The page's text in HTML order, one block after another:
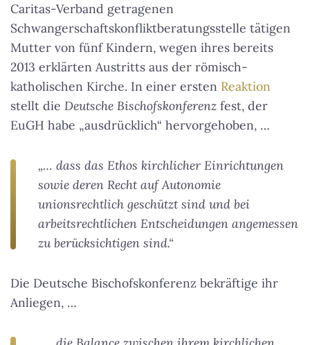
Caritas-Verband getragenen
Schwangerschaftskonfliktberatungsstelle tätigen
Mutter von fünf Kindern, wegen ihres bereits
2013 erklärten Austritts aus der römisch-
katholischen Kirche. In einer ersten Reaktion
stellt die Deutsche Bischofskonferenz fest, der
EuGH habe „ausdrücklich“ hervorgehoben, …
„… dass das Ethos kirchlicher Einrichtungen
sowie deren Recht auf Autonomie
unionsrechtlich geschützt sind und bei
arbeitsrechtlichen Entscheidungen angemessen
zu berücksichtigen sind.“
Die Deutsche Bischofskonferenz bekräftige ihr
Anliegen, …